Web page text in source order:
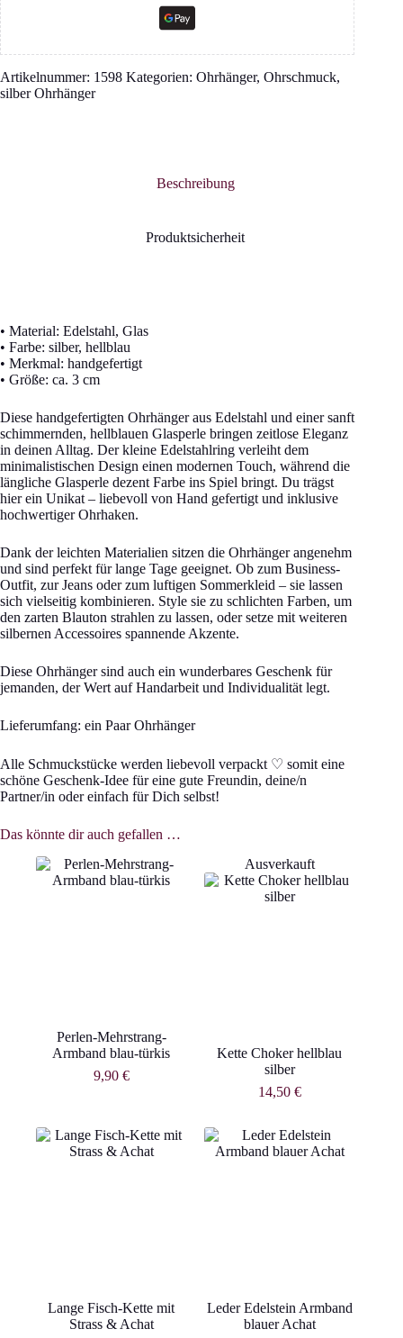
Artikelnummer: 1598 Kategorien: Ohrhänger, Ohrschmuck,
silber Ohrhänger
Beschreibung
Produktsicherheit
• Material: Edelstahl, Glas
• Farbe: silber, hellblau
• Merkmal: handgefertigt
• Größe: ca. 3 cm
Diese handgefertigten Ohrhänger aus Edelstahl und einer sanft
schimmernden, hellblauen Glasperle bringen zeitlose Eleganz
in deinen Alltag. Der kleine Edelstahlring verleiht dem
minimalistischen Design einen modernen Touch, während die
längliche Glasperle dezent Farbe ins Spiel bringt. Du trägst
hier ein Unikat – liebevoll von Hand gefertigt und inklusive
hochwertiger Ohrhaken.
Dank der leichten Materialien sitzen die Ohrhänger angenehm
und sind perfekt für lange Tage geeignet. Ob zum Business-
Outfit, zur Jeans oder zum luftigen Sommerkleid – sie lassen
sich vielseitig kombinieren. Style sie zu schlichten Farben, um
den zarten Blauton strahlen zu lassen, oder setze mit weiteren
silbernen Accessoires spannende Akzente.
Diese Ohrhänger sind auch ein wunderbares Geschenk für
jemanden, der Wert auf Handarbeit und Individualität legt.
Lieferumfang: ein Paar Ohrhänger
Alle Schmuckstücke werden liebevoll verpackt ♡ somit eine
schöne Geschenk-Idee für eine gute Freundin, deine/n
Partner/in oder einfach für Dich selbst!
Das könnte dir auch gefallen …
Perlen-Mehrstrang-
Armband blau-türkis
9,90 €
Ausverkauft
Kette Choker hellblau
silber
14,50 €
Lange Fisch-Kette mit
Strass & Achat
Leder Edelstein Armband
blauer Achat